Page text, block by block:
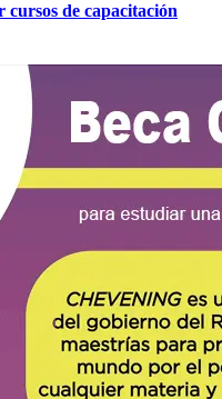
cursos de capacitación